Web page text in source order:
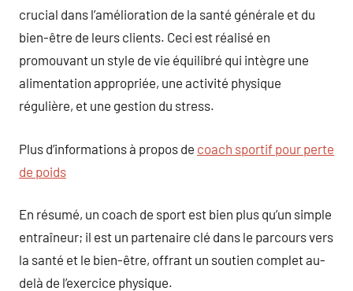
crucial dans l’amélioration de la santé générale et du
bien-être de leurs clients. Ceci est réalisé en
promouvant un style de vie équilibré qui intègre une
alimentation appropriée, une activité physique
régulière, et une gestion du stress.
Plus d’informations à propos de coach sportif pour perte
de poids
En résumé, un coach de sport est bien plus qu’un simple
entraîneur; il est un partenaire clé dans le parcours vers
la santé et le bien-être, offrant un soutien complet au-
delà de l’exercice physique.